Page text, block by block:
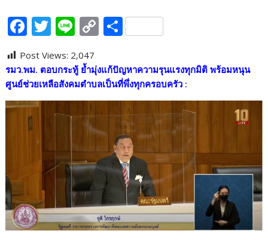
F
e
b
o
o
k
T
itt
er
Li
e
C
p
y
Li
n
k
S
ar
e
Post Views: 2,047
รมว.พม. ตอบกระทู้ ย้ำมุ่งแก้ปัญหาความรุนแรงทุกมิติ พร้อมหนุน
ศูนย์ช่วยเหลือสังคมตำบลเป็นที่พึ่งทุกครอบครัว :